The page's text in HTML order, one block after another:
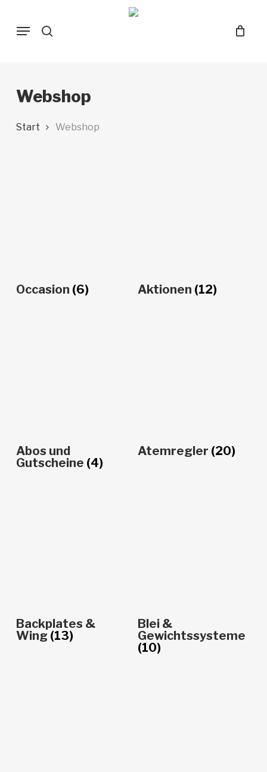
Menu
Webshop
Start Webshop
Occasion (6) Aktionen (12)
Abos und
Gutscheine (4)
Atemregler (20)
Backplates &
Wing (13)
Blei &
Gewichtssysteme
(10)